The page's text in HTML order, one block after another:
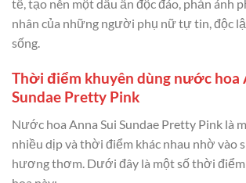
tế, tạo nên một dấu ấn độc đáo, phản ánh
nhân của những người phụ nữ tự tin, độc
sống.
Thời điểm khuyên dùng nước hoa
Sundae Pretty Pink
Nước hoa Anna Sui Sundae Pretty Pink là
nhiều dịp và thời điểm khác nhau nhờ vào
hương thơm. Dưới đây là một số thời